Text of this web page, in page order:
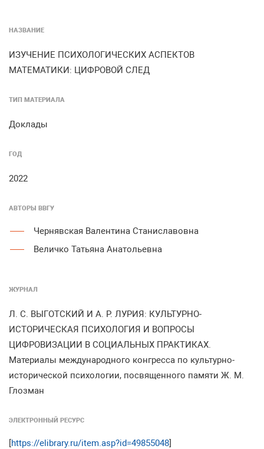
НАЗВАНИЕ
ИЗУЧЕНИЕ ПСИХОЛОГИЧЕСКИХ АСПЕКТОВ
МАТЕМАТИКИ: ЦИФРОВОЙ СЛЕД
ТИП МАТЕРИАЛА
Доклады
ГОД
2022
АВТОРЫ ВВГУ
Чернявская Валентина Станиславовна
Величко Татьяна Анатольевна
ЖУРНАЛ
Л. С. ВЫГОТСКИЙ И А. Р. ЛУРИЯ: КУЛЬТУРНО-
ИСТОРИЧЕСКАЯ ПСИХОЛОГИЯ И ВОПРОСЫ
ЦИФРОВИЗАЦИИ В СОЦИАЛЬНЫХ ПРАКТИКАХ.
Материалы международного конгресса по культурно-
исторической психологии, посвященного памяти Ж. М.
Глозман
ЭЛЕКТРОННЫЙ РЕСУРС
[https://elibrary.ru/item.asp?id=49855048]